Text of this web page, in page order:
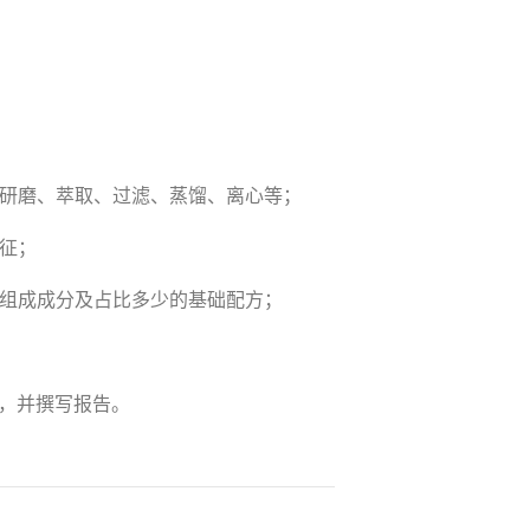
、萃取、过滤、蒸馏、离心等；
；
成分及占比多少的基础配方；
撰写报告。